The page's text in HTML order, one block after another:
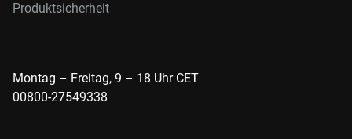
Produktsicherheit
Montag – Freitag, 9 – 18 Uhr CET
00800-27549338